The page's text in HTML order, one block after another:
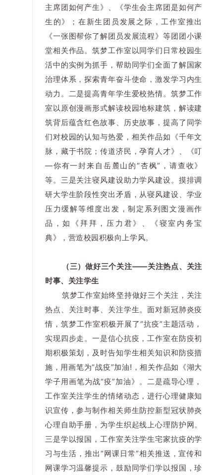
主席团如何产生》、《学生会主席团是如何产
生的》；在新生团员发展之际，工作室推出
《一张图帮你了解团员发展流程》等团团小课
堂相关作品。筑梦工作室以同学们日常校园生
活中的实例为抓手，帮助同学们全面了解国家
治理体系，探索青年奋斗使命，激发学习内生
动力。二是提高青年学生爱校热情。筑梦工作
室以原创漫画形式解读校园地标建筑，解读建
筑背后蕴含红色故事、历史故事，提高了同学
们对校园的认知与热爱，相关作品如《千年文
脉，藏于书院；传道济民，孕育人才》、《叮
—你有一封来自岳麓山的“杏枫”，请查收》
等。三是关注寝风建设助力学风建设。摸排调
研大学生阶段性突出矛盾，从寝风建设、学业
压力缓解等维度出发，制定系列图文漫画作
品，如《拜拜，压力君》、《寝室内务宝
典》，营造校园积极向上学风。
（三）做好三个关注——关注热点、关注
时事、关注学生
筑梦工作室始终坚持做好三个关注，关注
热点、关注时事、关注学生。面对新冠肺炎疫
情，筑梦工作室积极开展了“抗疫”主题活动，
实现四步走。一是信心抗疫，工作室在防疫初
期积极策划，及时告知学生相关知识和防疫措
施，用画笔为“战疫”加油!，相关作品如《湖大
学子用画笔为战“疫”加油》。二是疏导心理，
工作室关注学生的情绪动态，进行心理健康知
识宣传，参与制作相关师生防控新型冠状肺炎
心理自助手册，为学生织起线上心理防护网。
三是学以报国，工作室关注学生宅家抗疫的学
习与生活，推出“网课日常”相关推送，宣传和
网课学习温馨提示，鼓励同学们学以报国，珍